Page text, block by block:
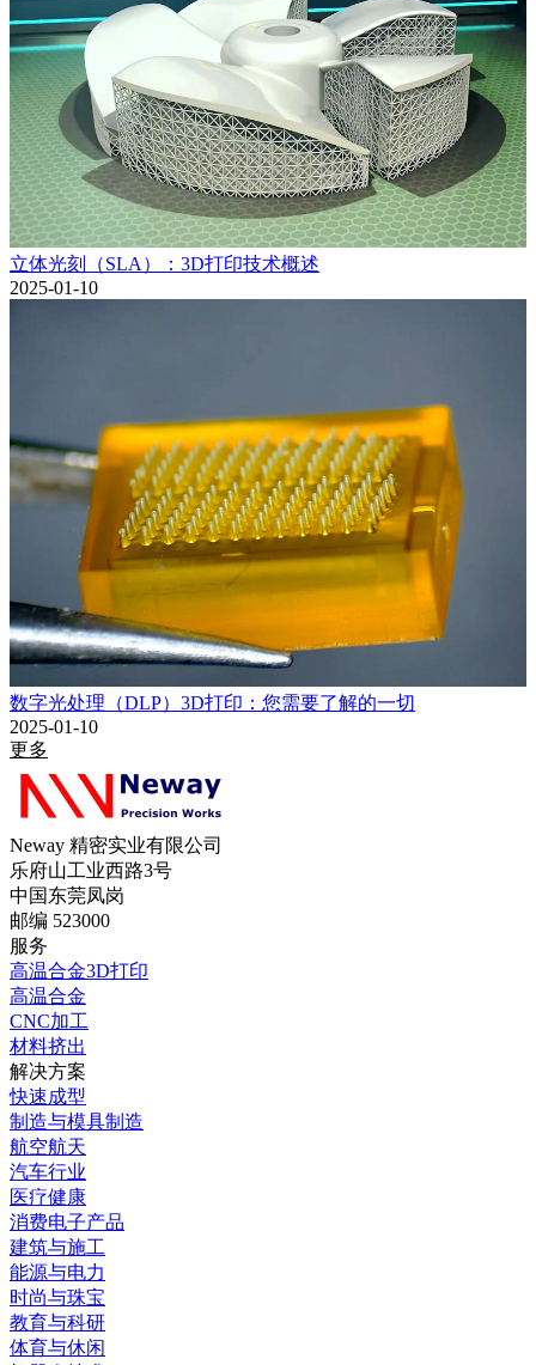
立体光刻（SLA）：3D打印技术概述
2025-01-10
数字光处理（DLP）3D打印：您需要了解的一切
2025-01-10
更多
Neway 精密实业有限公司
乐府山工业西路3号
中国东莞凤岗
邮编 523000
服务
高温合金3D打印
高温合金
CNC加工
材料挤出
解决方案
快速成型
制造与模具制造
航空航天
汽车行业
医疗健康
消费电子产品
建筑与施工
能源与电力
时尚与珠宝
教育与科研
体育与休闲